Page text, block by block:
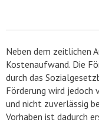
Neben dem zeitlichen
Kostenaufwand. Die
durch das
Förderung wird jedoch
und nicht zuverlässig
Vorhaben ist dadurch